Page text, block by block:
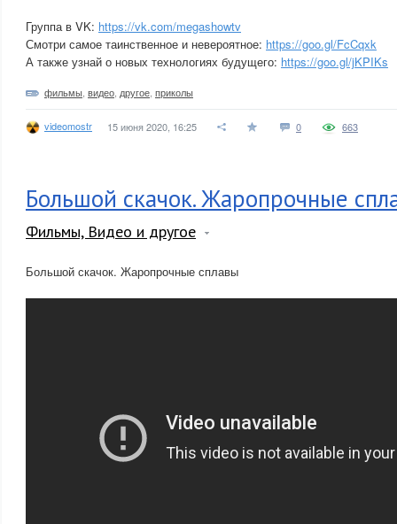
Группа в VK: https://vk.com/megashowtv
Смотри самое таинственное и невероятное: https://goo.gl/FcCqxk
А также узнай о новых технологиях будущего: https://goo.gl/jKPIKs
фильмы видео другое приколы
videomostr 15 июня 2020, 16:25 0 663
Большой скачок. Жаропрочные
Фильмы, Видео и другое
Большой скачок. Жаропрочные сплавы